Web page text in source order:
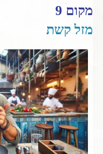
מקום 9
מזל קשת